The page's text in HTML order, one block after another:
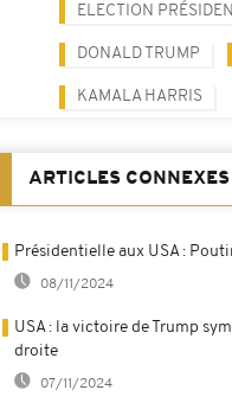
ELECTION
DONALD TRUMP
KAMALA HARRIS
ARTICLES CONNEXES
Présidentielle aux USA :
08/11/2024
USA : la victoire de Trump
droite
07/11/2024